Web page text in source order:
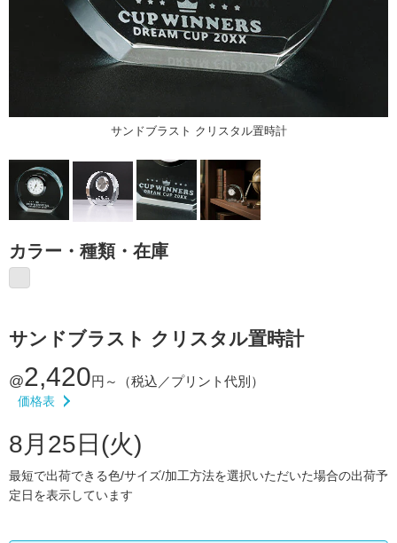
サンドブラスト クリスタル置時計
カラー・種類・在庫
サンドブラスト クリスタル置時計
@2,420円～ （税込／プリント代別）
価格表
8月25日(火)
最短で出荷できる色/サイズ/加工方法を選択いただいた場合の出荷予
定日を表示しています